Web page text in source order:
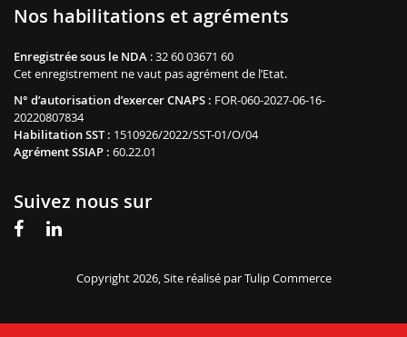
Nos habilitations et agréments
Enregistrée sous le NDA : 32 60 03671 60
Cet enregistrement ne vaut pas agrément de l’Etat.
N° d’autorisation d’exercer CNAPS : FOR-060-2027-06-16-
20220807834
Habilitation SST : 1510926/2022/SST-01/O/04
Agrément SSIAP : 60.22.01
Suivez nous sur
Copyright 2026, Site réalisé parTulip Commerce